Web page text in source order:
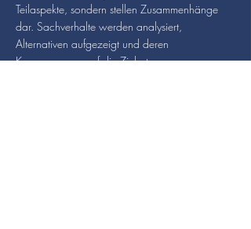
Teilaspekte, sondern stellen Zusammenhänge
dar. Sachverhalte werden analysiert,
Alternativen aufgezeigt und deren
Konsequenzen auf die Zielsetzung unserer